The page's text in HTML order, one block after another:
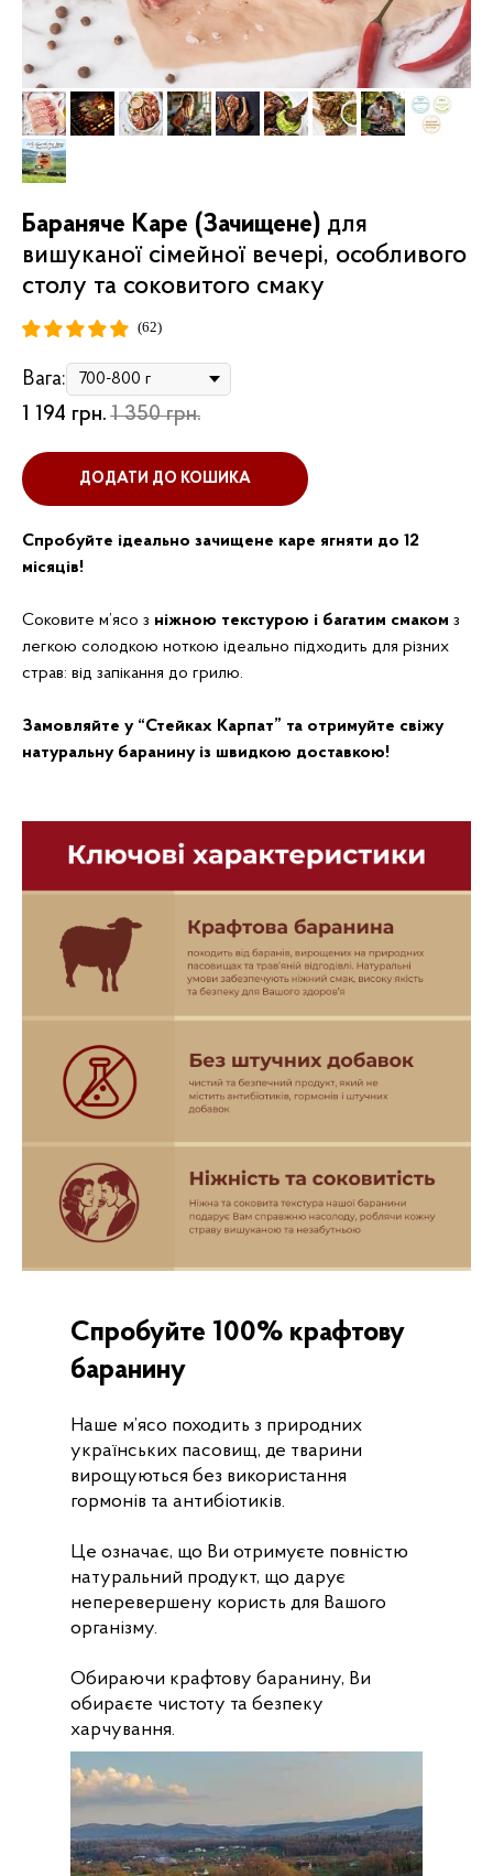
Бараняче Каре (Зачищене) для
вишуканої сімейної вечері, особливого
столу та соковитого смаку
(62)
Вага:
1 194 грн. 1 350 грн.
ДОДАТИ ДО КОШИКА
Спробуйте ідеально зачищене каре ягняти до 12
місяців!
Соковите м’ясо з ніжною текстурою і багатим смаком з
легкою солодкою ноткою ідеально підходить для різних
страв: від запікання до грилю.
Замовляйте у “Стейках Карпат” та отримуйте свіжу
натуральну баранину із швидкою доставкою!
Спробуйте 100% крафтову
баранину
Наше м’ясо походить з природних
українських пасовищ, де тварини
вирощуються без використання
гормонів та антибіотиків.
Це означає, що Ви отримуєте повністю
натуральний продукт, що дарує
неперевершену користь для Вашого
організму.
Обираючи крафтову баранину, Ви
обираєте чистоту та безпеку
харчування.